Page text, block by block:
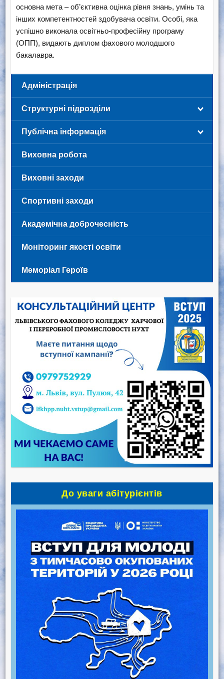
основна мета – об’єктивна оцінка рівня знань, умінь та
інших компетентностей здобувача освіти. Особі, яка
успішно виконала освітньо-професійну програму
(ОПП), видають диплом фахового молодшого
бакалавра.
Адміністрація
Структурні підрозділи
Публічна інформація
Виховна робота
Виховні заходи
Спортивні заходи
Академічна доброчесність
Моніторинг якості освіти
Меморіал Героїв
До уваги абітурієнтів